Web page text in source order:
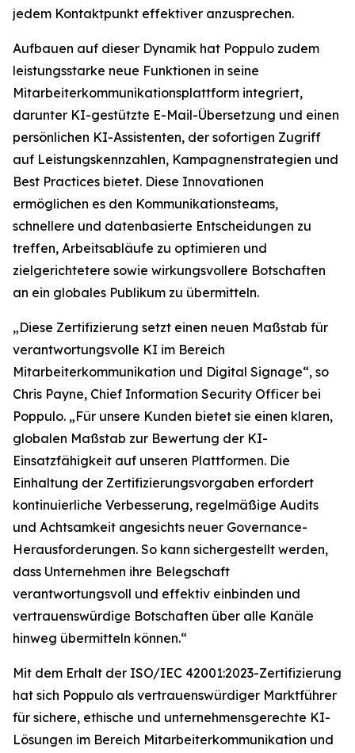
jedem Kontaktpunkt effektiver anzusprechen.
Aufbauen auf dieser Dynamik hat Poppulo zudem
leistungsstarke neue Funktionen in seine
Mitarbeiterkommunikationsplattform integriert,
darunter KI-gestützte E-Mail-Übersetzung und einen
persönlichen KI-Assistenten, der sofortigen Zugriff
auf Leistungskennzahlen, Kampagnenstrategien und
Best Practices bietet. Diese Innovationen
ermöglichen es den Kommunikationsteams,
schnellere und datenbasierte Entscheidungen zu
treffen, Arbeitsabläufe zu optimieren und
zielgerichtetere sowie wirkungsvollere Botschaften
an ein globales Publikum zu übermitteln.
„Diese Zertifizierung setzt einen neuen Maßstab für
verantwortungsvolle KI im Bereich
Mitarbeiterkommunikation und Digital Signage“, so
Chris Payne, Chief Information Security Officer bei
Poppulo. „Für unsere Kunden bietet sie einen klaren,
globalen Maßstab zur Bewertung der KI-
Einsatzfähigkeit auf unseren Plattformen. Die
Einhaltung der Zertifizierungsvorgaben erfordert
kontinuierliche Verbesserung, regelmäßige Audits
und Achtsamkeit angesichts neuer Governance-
Herausforderungen. So kann sichergestellt werden,
dass Unternehmen ihre Belegschaft
verantwortungsvoll und effektiv einbinden und
vertrauenswürdige Botschaften über alle Kanäle
hinweg übermitteln können.“
Mit dem Erhalt der ISO/IEC 42001:2023-Zertifizierung
hat sich Poppulo als vertrauenswürdiger Marktführer
für sichere, ethische und unternehmensgerechte KI-
Lösungen im Bereich Mitarbeiterkommunikation und